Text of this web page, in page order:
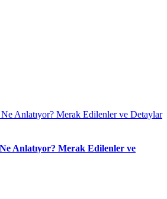
Anlatıyor? Merak Edilenler ve